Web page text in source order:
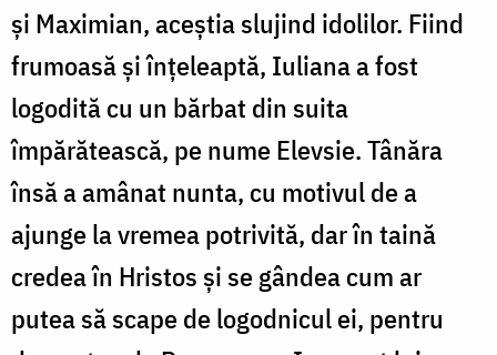
și Maximian, aceștia slujind idolilor. Fiind
frumoasă și înțeleaptă, Iuliana a fost
logodită cu un bărbat din suita
împărătească, pe nume Elevsie. Tânăra
însă a amânat nunta, cu motivul de a
ajunge la vremea potrivită, dar în taină
credea în Hristos și se gândea cum ar
putea să scape de logodnicul ei, pentru